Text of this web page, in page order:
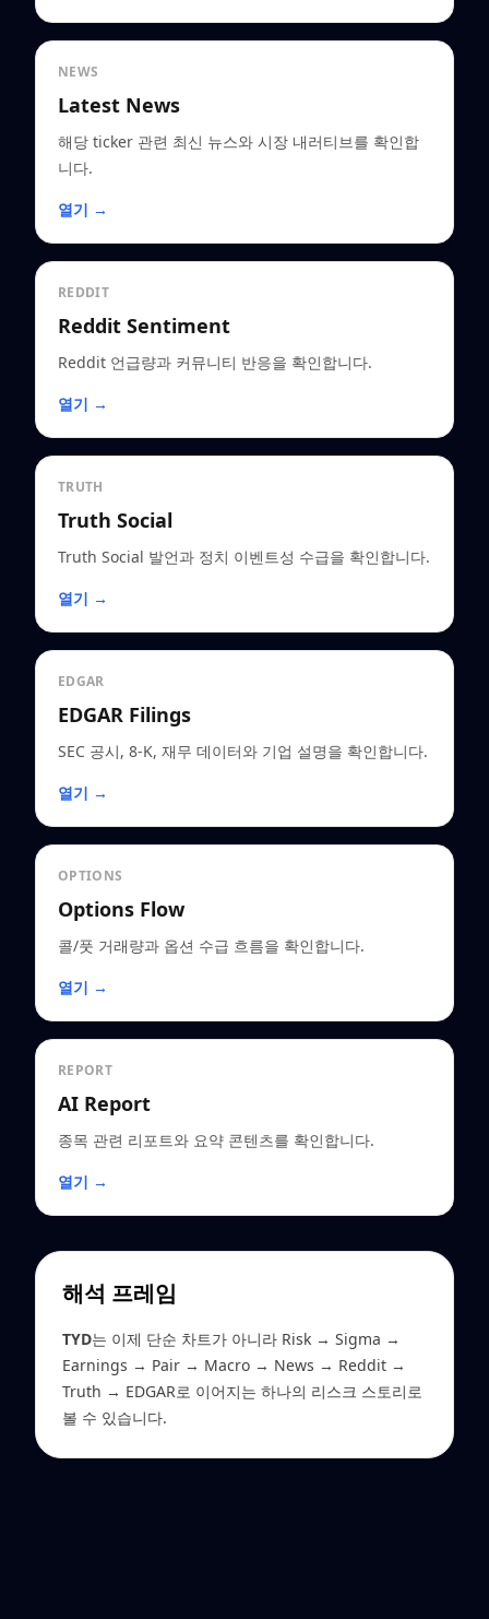
NEWS
Latest News
해당 ticker 관련 최신 뉴스와 시장 내러티브를 확인합
니다.
열기 →
REDDIT
Reddit Sentiment
Reddit 언급량과 커뮤니티 반응을 확인합니다.
열기 →
TRUTH
Truth Social
Truth Social 발언과 정치 이벤트성 수급을 확인합니다.
열기 →
EDGAR
EDGAR Filings
SEC 공시, 8-K, 재무 데이터와 기업 설명을 확인합니다.
열기 →
OPTIONS
Options Flow
콜/풋 거래량과 옵션 수급 흐름을 확인합니다.
열기 →
REPORT
AI Report
종목 관련 리포트와 요약 콘텐츠를 확인합니다.
열기 →
해석 프레임
TYD는 이제 단순 차트가 아니라 Risk → Sigma →
Earnings → Pair → Macro → News → Reddit →
Truth → EDGAR로 이어지는 하나의 리스크 스토리로
볼 수 있습니다.